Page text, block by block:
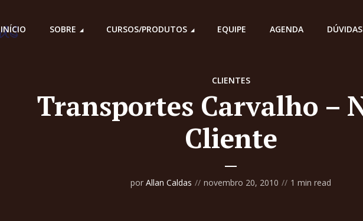
INÍCIO SOBRE CURSOS/PRODUTOS EQUIPE AGENDA DÚVIDAS
CLIENTES
Transportes Carvalho –
Cliente
por Allan Caldas novembro 20, 2010 1 min read